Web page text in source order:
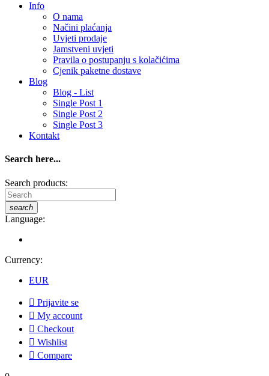
Info
O nama
Načini plaćanja
Uvjeti prodaje
Jamstveni uvjeti
Pravila o postupanju s kolačićima
Cjenik paketne dostave
Blog
Blog - List
Single Post 1
Single Post 2
Single Post 3
Kontakt
Search here...
Search products:
search
Language:
Currency:
EUR
 Prijavite se
 My account
 Checkout
 Wishlist
 Compare